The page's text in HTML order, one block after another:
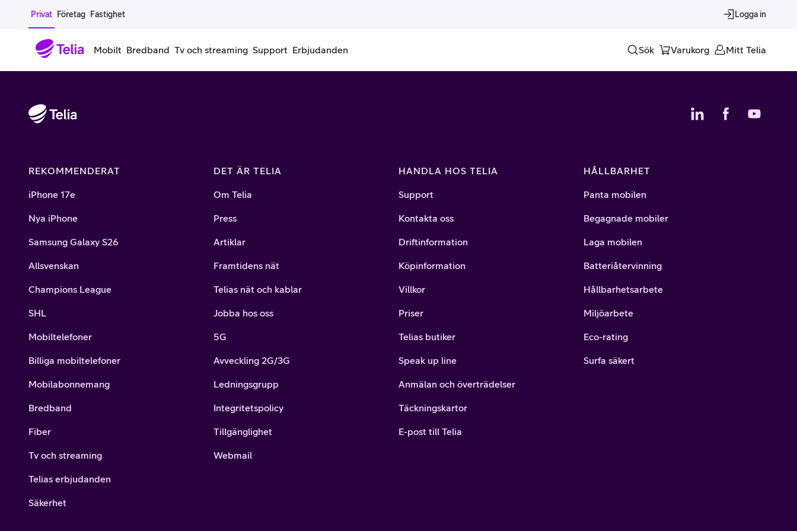
Gå till sidans innehåll
Privat Företag Fastighet Logga in
Mobilt
iPhone
Begagnade mobiltelefoner
Billiga mobiltelefoner
Mobilskal
Smartwatches
Alla smartwatches
Surfplattor
Bredband Tv och streaming Support Erbjudanden Sök Varukorg Mitt Telia
REKOMMENDERAT
iPhone 17e
Nya iPhone
Samsung Galaxy S26
Allsvenskan
Champions League
SHL
Mobiltelefoner
Billiga mobiltelefoner
Mobilabonnemang
Bredband
Fiber
Tv och streaming
Telias erbjudanden
Säkerhet
DET ÄR TELIA
Om Telia
Press
Artiklar
Framtidens nät
Telias nät och kablar
Jobba hos oss
5G
Avveckling 2G/3G
Ledningsgrupp
Integritetspolicy
Tillgänglighet
Webmail
HANDLA HOS TELIA
Support
Kontakta oss
Driftinformation
Köpinformation
Villkor
Priser
Telias butiker
Speak up line
Anmälan och överträdelser
Täckningskartor
E-post till Telia
HÅLLBARHET
Panta mobilen
Begagnade mobiler
Laga mobilen
Batteriåtervinning
Hållbarhetsarbete
Miljöarbete
Eco-rating
Surfa säkert